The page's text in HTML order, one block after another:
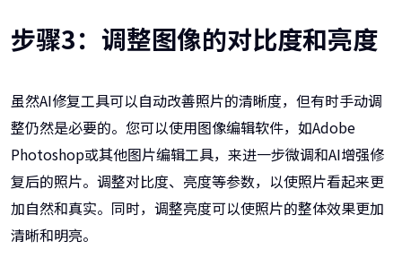
步骤3：调整图像的对比度和亮度
虽然AI修复工具可以自动改善照片的清晰度，但有时手动调
整仍然是必要的。您可以使用图像编辑软件，如Adobe
Photoshop或其他图片编辑工具，来进一步微调和AI增强修
复后的照片。调整对比度、亮度等参数，以使照片看起来更
加自然和真实。同时，调整亮度可以使照片的整体效果更加
清晰和明亮。